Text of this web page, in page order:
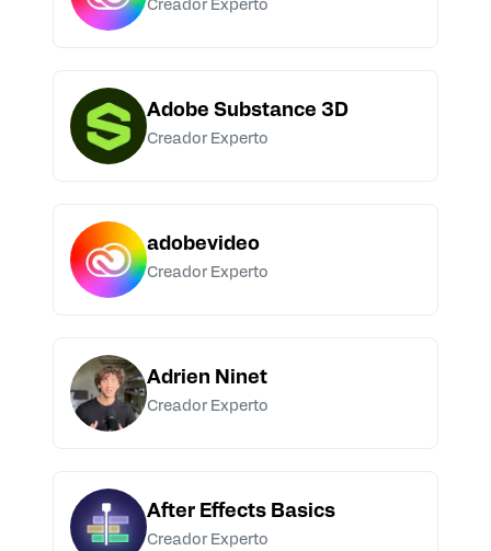
Creador Experto
Adobe Substance 3D
Creador Experto
adobevideo
Creador Experto
Adrien Ninet
Creador Experto
After Effects Basics
Creador Experto